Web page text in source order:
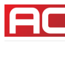
Skip
content